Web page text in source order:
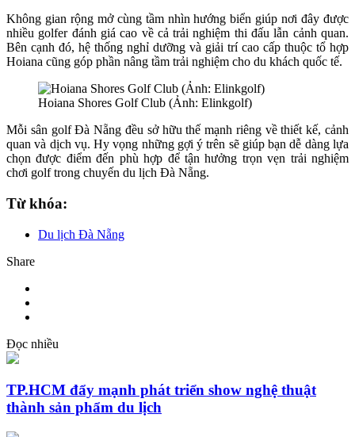
Không gian rộng mở cùng tầm nhìn hướng biển giúp nơi đây được
nhiều golfer đánh giá cao về cả trải nghiệm thi đấu lẫn cảnh quan.
Bên cạnh đó, hệ thống nghỉ dưỡng và giải trí cao cấp thuộc tổ hợp
Hoiana cũng góp phần nâng tầm trải nghiệm cho du khách quốc tế.
Hoiana Shores Golf Club (Ảnh: Elinkgolf)
Mỗi sân golf Đà Nẵng đều sở hữu thế mạnh riêng về thiết kế, cảnh
quan và dịch vụ. Hy vọng những gợi ý trên sẽ giúp bạn dễ dàng lựa
chọn được điểm đến phù hợp để tận hưởng trọn vẹn trải nghiệm
chơi golf trong chuyến du lịch Đà Nẵng.
Từ khóa:
Du lịch Đà Nẵng
Share
Đọc nhiều
TP.HCM đẩy mạnh phát triển show nghệ thuật
thành sản phẩm du lịch